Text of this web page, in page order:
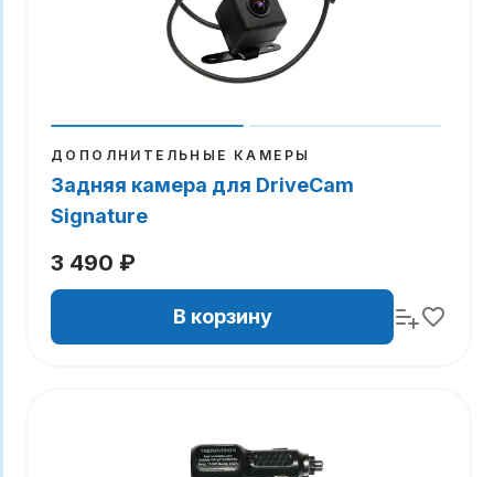
ДОПОЛНИТЕЛЬНЫЕ КАМЕРЫ
Задняя камера для DriveCam
Signature
3 490 ₽
В корзину